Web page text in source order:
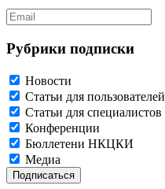
Рубрики подписки
Новости
Статьи для пользователей
Статьи для специалистов
Конференции
Бюллетени НКЦКИ
Медиа